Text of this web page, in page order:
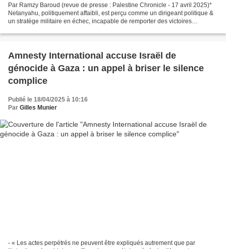
Par Ramzy Baroud (revue de presse : Palestine Chronicle - 17 avril 2025)*
Netanyahu, politiquement affaibli, est perçu comme un dirigeant politique &
un stratège militaire en échec, incapable de remporter des victoires
Amnesty International accuse Israël de
génocide à Gaza : un appel à briser le silence
complice
Publié le 18/04/2025 à 10:16
Par Gilles Munier
- « Les actes perpétrés ne peuvent être expliqués autrement que par